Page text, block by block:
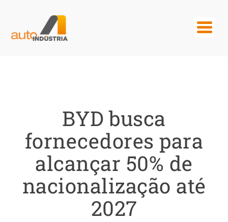
BYD busca
fornecedores para
alcançar 50% de
nacionalização até
2027